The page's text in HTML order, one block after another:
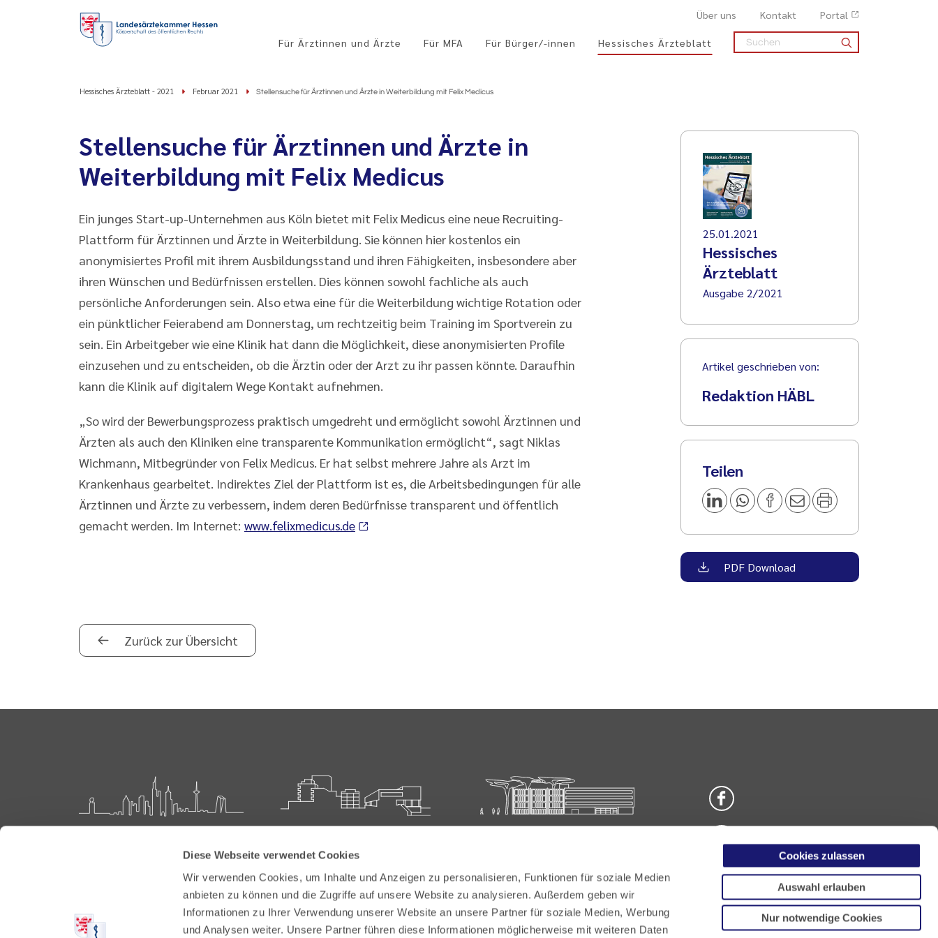
Diese Webseite verwendet Cookies
Wir verwenden Cookies, um Inhalte und Anzeigen zu personalisieren, Funktionen für soziale Medien
anbieten zu können und die Zugriffe auf unsere Website zu analysieren. Außerdem geben wir
Informationen zu Ihrer Verwendung unserer Website an unsere Partner für soziale Medien, Werbung
und Analysen weiter. Unsere Partner führen diese Informationen möglicherweise mit weiteren Daten
Cookies zulassen
Auswahl erlauben
Nur notwendige Cookies
Über uns Kontakt Portal
Für Ärztinnen und Ärzte Für MFA Für Bürger/-innen Hessisches Ärzteblatt
Hessisches Ärzteblatt - 2021 Februar 2021 Stellensuche für Ärztinnen und Ärzte in Weiterbildung mit Felix Medicus
Stellensuche für Ärztinnen und Ärzte in
Weiterbildung mit Felix Medicus
Ein junges Start-up-Unternehmen aus Köln bietet mit Felix Medicus eine neue Recruiting-
Plattform für Ärztinnen und Ärzte in Weiterbildung. Sie können hier kostenlos ein
anonymisiertes Profil mit ihrem Ausbildungsstand und ihren Fähigkeiten, insbesondere aber
ihren Wünschen und Bedürfnissen erstellen. Dies können sowohl fachliche als auch
persönliche Anforderungen sein. Also etwa eine für die Weiterbildung wichtige Rotation oder
ein pünktlicher Feierabend am Donnerstag, um rechtzeitig beim Training im Sportverein zu
sein. Ein Arbeitgeber wie eine Klinik hat dann die Möglichkeit, diese anonymisierten Profile
einzusehen und zu entscheiden, ob die Ärztin oder der Arzt zu ihr passen könnte. Daraufhin
kann die Klinik auf digitalem Wege Kontakt aufnehmen.
„So wird der Bewerbungsprozess praktisch umgedreht und ermöglicht sowohl Ärztinnen und
Ärzten als auch den Kliniken eine transparente Kommunikation ermöglicht“, sagt Niklas
Wichmann, Mitbegründer von Felix Medicus. Er hat selbst mehrere Jahre als Arzt im
Krankenhaus gearbeitet. Indirektes Ziel der Plattform ist es, die Arbeitsbedingungen für alle
Ärztinnen und Ärzte zu verbessern, indem deren Bedürfnisse transparent und öffentlich
gemacht werden. Im Internet: www.felixmedicus.de
25.01.2021
Hessisches
Ärzteblatt
Ausgabe 2/2021
Artikel geschrieben von:
Redaktion HÄBL
Teilen
PDF Download
Zurück zur Übersicht
Postfach 60 05 66
60335 Frankfurt
Weiterbildung
61231 Bad Nauheim
Tel:+49 6032 782-200
61231 Bad Nauheim
Tel: +49 6032 782-100